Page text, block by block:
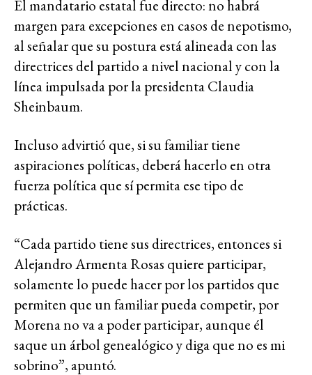
El mandatario estatal fue directo: no habrá
margen para excepciones en casos de nepotismo,
al señalar que su postura está alineada con las
directrices del partido a nivel nacional y con la
línea impulsada por la presidenta Claudia
Sheinbaum.
Incluso advirtió que, si su familiar tiene
aspiraciones políticas, deberá hacerlo en otra
fuerza política que sí permita ese tipo de
prácticas.
“Cada partido tiene sus directrices, entonces si
Alejandro Armenta Rosas quiere participar,
solamente lo puede hacer por los partidos que
permiten que un familiar pueda competir, por
Morena no va a poder participar, aunque él
saque un árbol genealógico y diga que no es mi
sobrino”, apuntó.